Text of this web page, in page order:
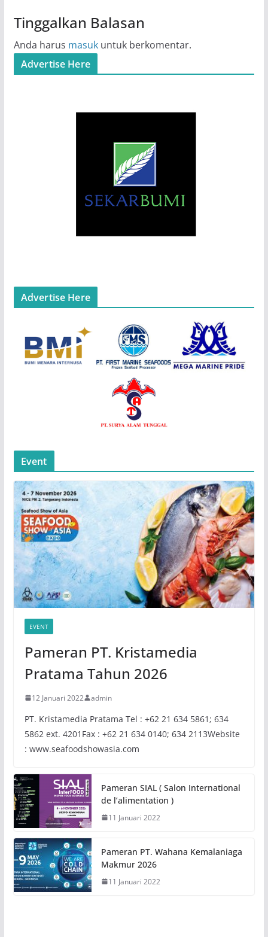
Tinggalkan Balasan
Anda harus masukuntuk berkomentar.
Advertise Here
Advertise Here
Event
EVENT
Pameran PT. Kristamedia
Pratama Tahun 2026
12 Januari 2022 admin
PT. Kristamedia Pratama Tel : +62 21 634 5861; 634
5862 ext. 4201Fax : +62 21 634 0140; 634 2113Website
: www.seafoodshowasia.com
Pameran SIAL ( Salon International
de l’alimentation )
11 Januari 2022
Pameran PT. Wahana Kemalaniaga
Makmur 2026
11 Januari 2022